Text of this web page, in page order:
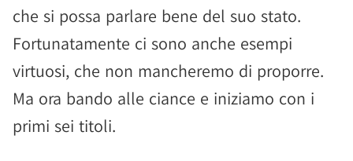
che si possa parlare bene del suo stato.
Fortunatamente ci sono anche esempi
virtuosi, che non mancheremo di proporre.
Ma ora bando alle ciance e iniziamo con i
primi sei titoli.